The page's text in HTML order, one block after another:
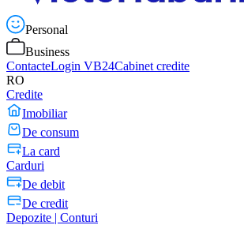
Personal
Business
ContacteLogin VB24Cabinet credite
RO
Credite
Imobiliar
De consum
La card
Carduri
De debit
De credit
Depozite | Conturi